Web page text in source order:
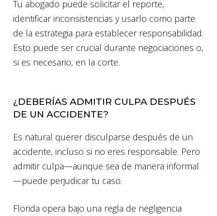
Tu abogado puede solicitar el reporte,
identificar inconsistencias y usarlo como parte
de la estrategia para establecer responsabilidad.
Esto puede ser crucial durante negociaciones o,
si es necesario, en la corte.
¿DEBERÍAS ADMITIR CULPA DESPUÉS
DE UN ACCIDENTE?
Es natural querer disculparse después de un
accidente, incluso si no eres responsable. Pero
admitir culpa—aunque sea de manera informal
—puede perjudicar tu caso.
Florida opera bajo una regla de negligencia